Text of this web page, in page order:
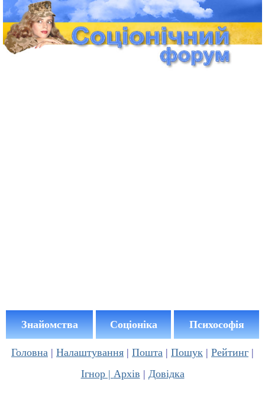
Знайомства Соціоніка Психософія
Головна | Налаштування | Пошта | Пошук | Рейтинг |
Ігнор | Архів | Довідка